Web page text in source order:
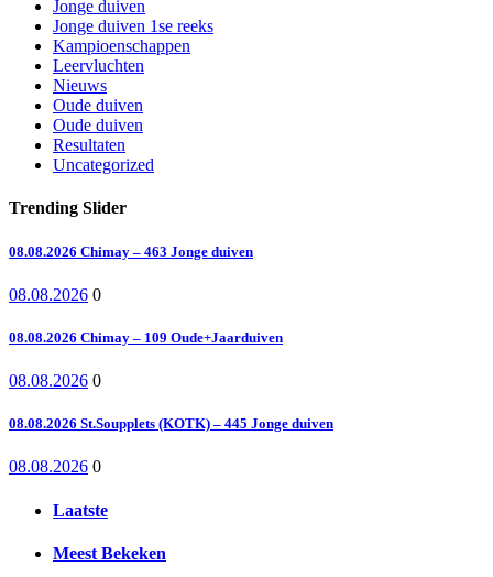
Jonge duiven
Jonge duiven 1se reeks
Kampioenschappen
Leervluchten
Nieuws
Oude duiven
Oude duiven
Resultaten
Uncategorized
Trending Slider
08.08.2026 Chimay – 463 Jonge duiven
08.08.2026 0
08.08.2026 Chimay – 109 Oude+Jaarduiven
08.08.2026 0
08.08.2026 St.Soupplets (KOTK) – 445 Jonge duiven
08.08.2026 0
Laatste
Meest Bekeken